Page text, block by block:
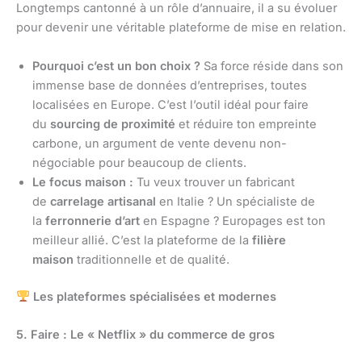
Longtemps cantonné à un rôle d’annuaire, il a su évoluer
pour devenir une véritable plateforme de mise en relation.
Pourquoi c’est un bon choix ? Sa force réside dans son
immense base de données d’entreprises, toutes
localisées en Europe. C’est l’outil idéal pour faire
du sourcing de proximité et réduire ton empreinte
carbone, un argument de vente devenu non-
négociable pour beaucoup de clients.
Le focus maison : Tu veux trouver un fabricant
de carrelage artisanal en Italie ? Un spécialiste de
la ferronnerie d’art en Espagne ? Europages est ton
meilleur allié. C’est la plateforme de la filière
maison traditionnelle et de qualité.
Les plateformes spécialisées et modernes
5. Faire : Le « Netflix » du commerce de gros